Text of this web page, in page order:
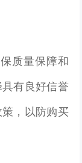
质量保障和
有良好信誉
，以防购买